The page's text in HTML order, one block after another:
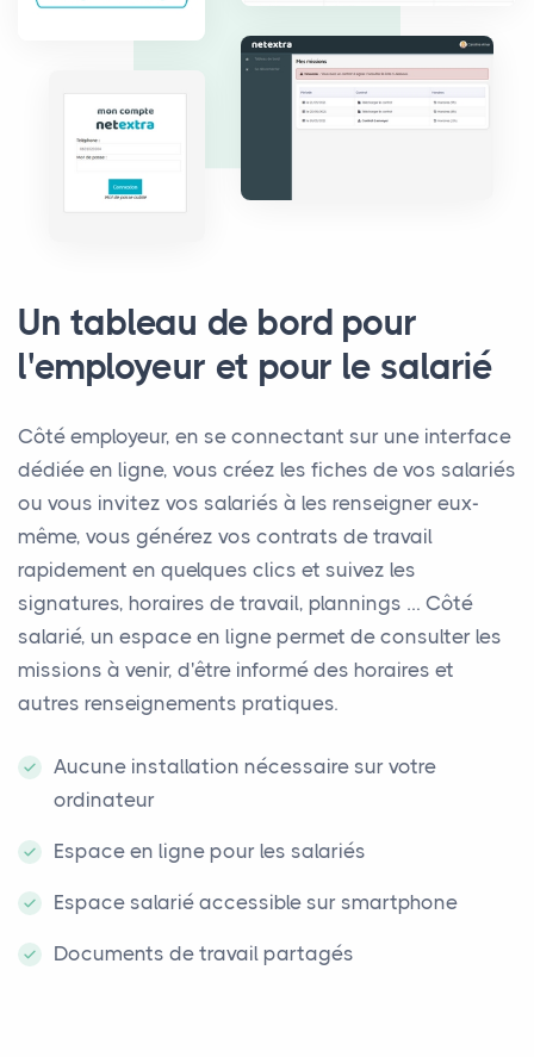
Un tableau de bord pour
l'employeur et pour le salarié
Côté employeur, en se connectant sur une interface
dédiée en ligne, vous créez les fiches de vos salariés
ou vous invitez vos salariés à les renseigner eux-
même, vous générez vos contrats de travail
rapidement en quelques clics et suivez les
signatures, horaires de travail, plannings … Côté
salarié, un espace en ligne permet de consulter les
missions à venir, d'être informé des horaires et
autres renseignements pratiques.
Aucune installation nécessaire sur votre
ordinateur
Espace en ligne pour les salariés
Espace salarié accessible sur smartphone
Documents de travail partagés